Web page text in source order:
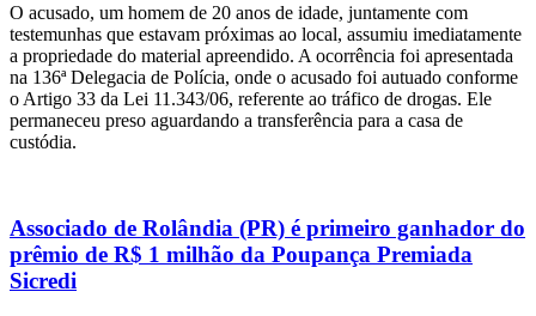
O acusado, um homem de 20 anos de idade, juntamente com
testemunhas que estavam próximas ao local, assumiu imediatamente
a propriedade do material apreendido. A ocorrência foi apresentada
na 136ª Delegacia de Polícia, onde o acusado foi autuado conforme
o Artigo 33 da Lei 11.343/06, referente ao tráfico de drogas. Ele
permaneceu preso aguardando a transferência para a casa de
custódia.
Associado de Rolândia (PR) é primeiro ganhador do
prêmio de R$ 1 milhão da Poupança Premiada
Sicredi